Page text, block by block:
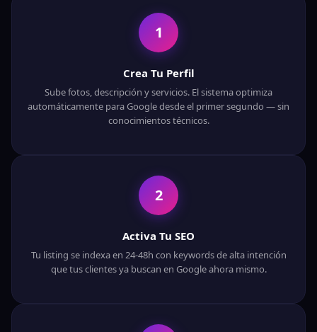
1
Crea Tu Perfil
Sube fotos, descripción y servicios. El sistema optimiza
automáticamente para Google desde el primer segundo — sin
conocimientos técnicos.
2
Activa Tu SEO
Tu listing se indexa en 24-48h con keywords de alta intención
que tus clientes ya buscan en Google ahora mismo.